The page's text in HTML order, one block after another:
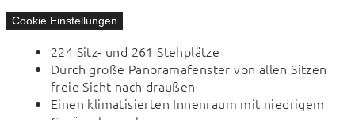
Cookie Einstellungen
224 Sitz- und 261 Stehplätze
Durch große Panoramafenster von allen Sitzen
freie Sicht nach draußen
Einen klimatisierten Innenraum mit niedrigem